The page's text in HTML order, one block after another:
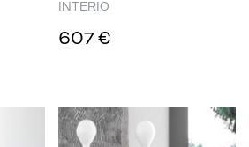
INTERIO
607 €